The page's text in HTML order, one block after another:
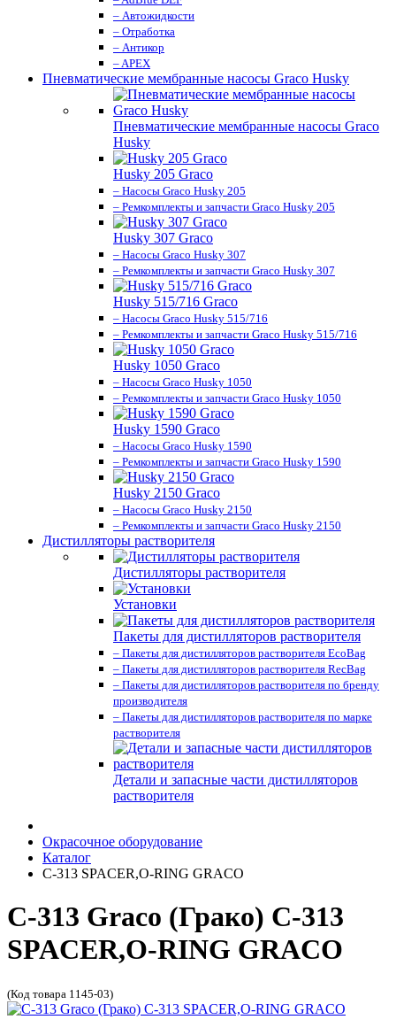
– Автожидкости
– Отработка
– Антикор
– APEX
Пневматические мембранные насосы Graco Husky
Пневматические мембранные насосы Graco
Husky
Husky 205 Graco
– Насосы Graco Husky 205
– Ремкомплекты и запчасти Graco Husky 205
Husky 307 Graco
– Насосы Graco Husky 307
– Ремкомплекты и запчасти Graco Husky 307
Husky 515/716 Graco
– Насосы Graco Husky 515/716
– Ремкомплекты и запчасти Graco Husky 515/716
Husky 1050 Graco
– Насосы Graco Husky 1050
– Ремкомплекты и запчасти Graco Husky 1050
Husky 1590 Graco
– Насосы Graco Husky 1590
– Ремкомплекты и запчасти Graco Husky 1590
Husky 2150 Graco
– Насосы Graco Husky 2150
– Ремкомплекты и запчасти Graco Husky 2150
Дистилляторы растворителя
Дистилляторы растворителя
Установки
Пакеты для дистилляторов растворителя
– Пакеты для дистилляторов растворителя EcoBag
– Пакеты для дистилляторов растворителя RecBag
– Пакеты для дистилляторов растворителя по бренду
производителя
– Пакеты для дистилляторов растворителя по марке
растворителя
Детали и запасные части дистилляторов
растворителя
Окрасочное оборудование
Каталог
C-313 SPACER,O-RING GRACO
C-313 Graco (Грако) C-313
SPACER,O-RING GRACO
(Код товара 1145-03)